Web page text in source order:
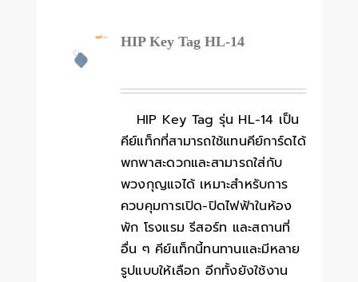
HIP Key Tag HL-14
HIP Key Tag รุ่น HL-14 เป็น
คีย์แท็กที่สามารถใช้แทนคีย์การ์ดได้
พกพาสะดวกและสามารถใส่กับ
พวงกุญแจได้ เหมาะสำหรับการ
ควบคุมการเปิด-ปิดไฟฟ้าในห้อง
พัก โรงแรม รีสอร์ท และสถานที่
อื่น ๆ คีย์แท็กนี้ทนทานและมีหลาย
รูปแบบให้เลือก อีกทั้งยังใช้งาน